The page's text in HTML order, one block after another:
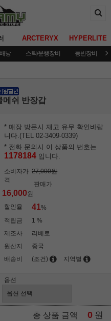
ARCTERYX HYPERLITE
배낭 스틱/운행장비 등반장비
메쉬 반장갑
* 매장 방문시 재고 유무 확인바랍
니다.(TEL 02-3409-0339)
* 전화 문의시 이 상품의 번호는
1178184 입니다.
소비자가
격
27,000원
판매가
16,000원
할인율
41%
적립금
1 %
제조사
리베로
원산지
중국
배송비
(조건) 지역별
옵션
총 상품 금액 0 원